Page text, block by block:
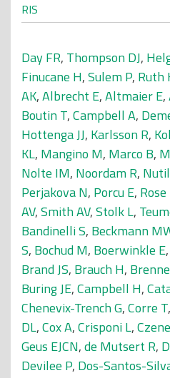
RIS
Day FR, Thompson DJ,
Finucane H,Sulem P, Ruth
AK,Albrecht E,Altmaier E,
Boutin T,Campbell A,
Hottenga JJ, Karlsson R,
KL, Mangino M, Marco B,
Nolte IM, Noordam R,
Perjakova N, Porcu E,
AV,Smith AV,Stolk L,
Bandinelli S, Beckmann
S, Bochud M, Boerwinkle E,
Brand JS, Brauch H,
Buring JE,Campbell H,
Chenevix-Trench G,Corre T,
DL,Cox A,Crisponi L,
Geus EJCN,de Mutsert R,
Devilee P, Dos-Santos-